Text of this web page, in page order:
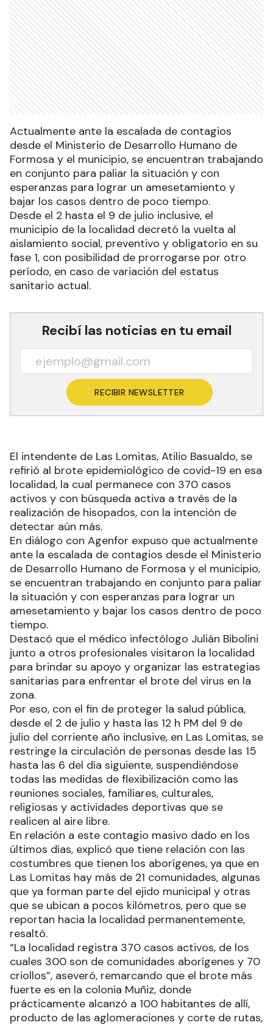
Actualmente ante la escalada de contagios
desde el Ministerio de Desarrollo Humano de
Formosa y el municipio, se encuentran trabajando
en conjunto para paliar la situación y con
esperanzas para lograr un amesetamiento y
bajar los casos dentro de poco tiempo.
Desde el 2 hasta el 9 de julio inclusive, el
municipio de la localidad decretó la vuelta al
aislamiento social, preventivo y obligatorio en su
fase 1, con posibilidad de prorrogarse por otro
período, en caso de variación del estatus
sanitario actual.
Recibí las noticias en tu email
RECIBIR NEWSLETTER
El intendente de Las Lomitas, Atilio Basualdo, se
refirió al brote epidemiológico de covid-19 en esa
localidad, la cual permanece con 370 casos
activos y con búsqueda activa a través de la
realización de hisopados, con la intención de
detectar aún más.
En diálogo con Agenfor expuso que actualmente
ante la escalada de contagios desde el Ministerio
de Desarrollo Humano de Formosa y el municipio,
se encuentran trabajando en conjunto para paliar
la situación y con esperanzas para lograr un
amesetamiento y bajar los casos dentro de poco
tiempo.
Destacó que el médico infectólogo Julián Bibolini
junto a otros profesionales visitaron la localidad
para brindar su apoyo y organizar las estrategias
sanitarias para enfrentar el brote del virus en la
zona.
Por eso, con el fin de proteger la salud pública,
desde el 2 de julio y hasta las 12 h PM del 9 de
julio del corriente año inclusive, en Las Lomitas, se
restringe la circulación de personas desde las 15
hasta las 6 del día siguiente, suspendiéndose
todas las medidas de flexibilización como las
reuniones sociales, familiares, culturales,
religiosas y actividades deportivas que se
realicen al aire libre.
En relación a este contagio masivo dado en los
últimos días, explicó que tiene relación con las
costumbres que tienen los aborígenes, ya que en
Las Lomitas hay más de 21 comunidades, algunas
que ya forman parte del ejido municipal y otras
que se ubican a pocos kilómetros, pero que se
reportan hacia la localidad permanentemente,
resaltó.
“La localidad registra 370 casos activos, de los
cuales 300 son de comunidades aborígenes y 70
criollos”, aseveró, remarcando que el brote más
fuerte es en la colonia Muñiz, donde
prácticamente alcanzó a 100 habitantes de allí,
producto de las aglomeraciones y corte de rutas,